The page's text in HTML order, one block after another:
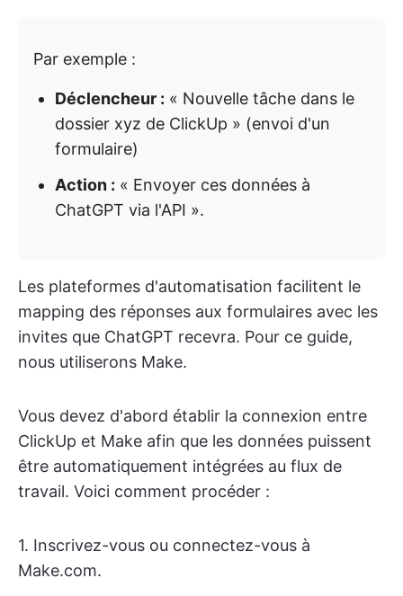
Par exemple :
Déclencheur : « Nouvelle tâche dans le
dossier xyz de ClickUp » (envoi d'un
formulaire)
Action : « Envoyer ces données à
ChatGPT via l'API ».
Les plateformes d'automatisation facilitent le
mapping des réponses aux formulaires avec les
invites que ChatGPT recevra. Pour ce guide,
nous utiliserons Make.
Vous devez d'abord établir la connexion entre
ClickUp et Make afin que les données puissent
être automatiquement intégrées au flux de
travail. Voici comment procéder :
1. Inscrivez-vous ou connectez-vous à
Make.com.